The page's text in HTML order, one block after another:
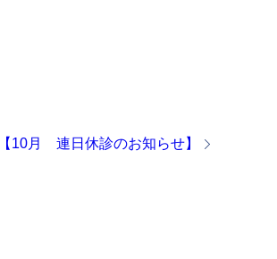
【10月 連日休診のお知らせ】